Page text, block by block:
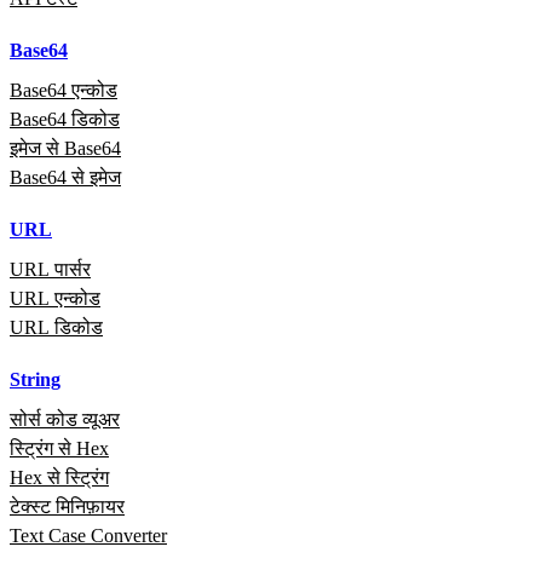
Base64
Base64 एन्कोड
Base64 डिकोड
इमेज से Base64
Base64 से इमेज
URL
URL पार्सर
URL एन्कोड
URL डिकोड
String
सोर्स कोड व्यूअर
स्ट्रिंग से Hex
Hex से स्ट्रिंग
टेक्स्ट मिनिफ़ायर
Text Case Converter